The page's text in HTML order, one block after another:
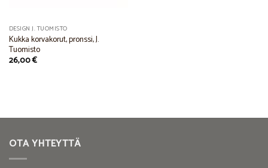
DESIGN J. TUOMISTO
Kukka korvakorut, pronssi, J.
Tuomisto
26,00€
OTA YHTEYTTÄ